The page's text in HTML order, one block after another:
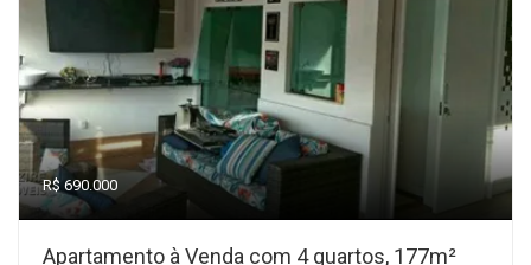
R$ 690.000
Apartamento à Venda com 4 quartos, 177m²